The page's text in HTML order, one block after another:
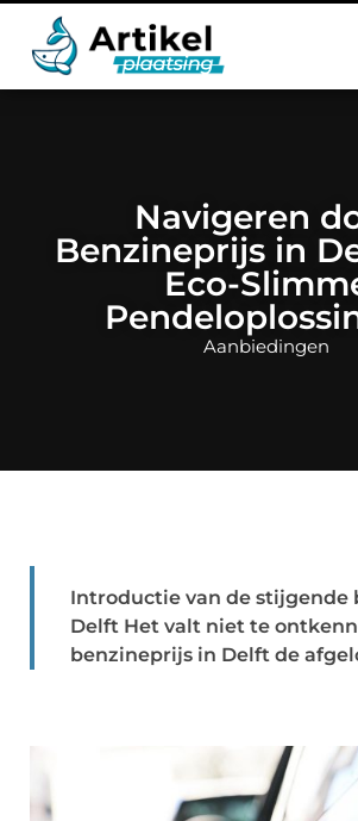
Navigeren
Benzineprijs in
Eco-
Aanbiedingen
Introductie van de stijgende
Delft Het valt niet te
benzineprijs in Delft de